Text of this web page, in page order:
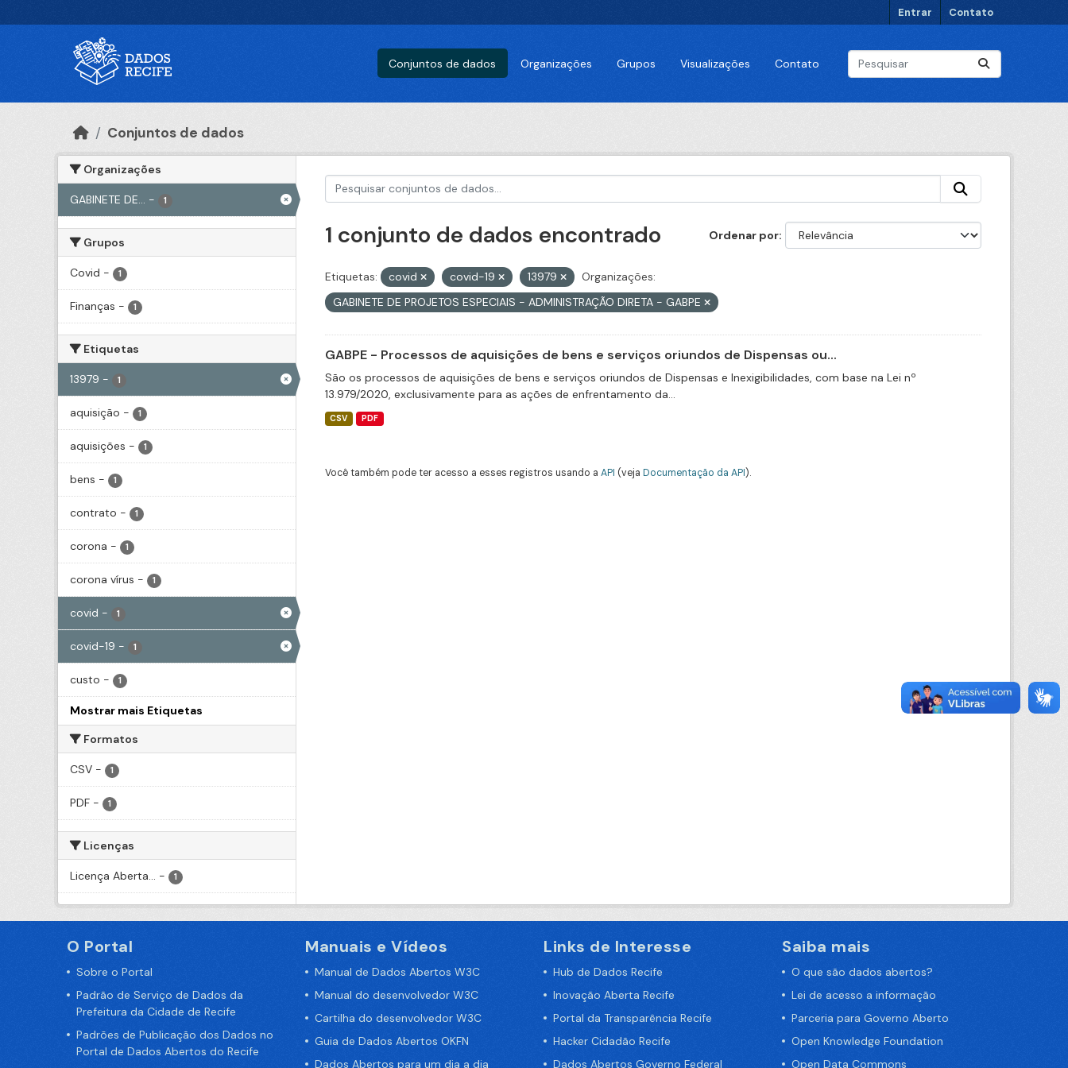
Entrar Contato
Conjuntos de dados Organizações Grupos Visualizações Contato
Conjuntos de dados
Organizações
GABINETE DE... - 1
Grupos
Covid - 1
Finanças - 1
Etiquetas
13979 - 1
aquisição - 1
aquisições - 1
bens - 1
contrato - 1
corona - 1
corona vírus - 1
covid - 1
covid-19 - 1
custo - 1
Mostrar mais Etiquetas
Formatos
CSV - 1
PDF - 1
Licenças
Licença Aberta... - 1
Ordenar por
1 conjunto de dados encontrado
Etiquetas: covid covid-19 13979
Organizações:
GABINETE DE PROJETOS ESPECIAIS - ADMINISTRAÇÃO DIRETA - GABPE
GABPE - Processos de aquisições de bens e serviços oriundos de Dispensas ou...
São os processos de aquisições de bens e serviços oriundos de Dispensas e Inexigibilidades, com base na Lei nº
13.979/2020, exclusivamente para as ações de enfrentamento da...
CSV PDF
Você também pode ter acesso a esses registros usando a API (veja Documentação da API).
O Portal
Sobre o Portal
Padrão de Serviço de Dados da
Prefeitura da Cidade de Recife
Padrões de Publicação dos Dados no
Portal de Dados Abertos do Recife
Manuais e Vídeos
Manual de Dados Abertos W3C
Manual do desenvolvedor W3C
Cartilha do desenvolvedor W3C
Guia de Dados Abertos OKFN
Dados Abertos para um dia a dia
Links de Interesse
Hub de Dados Recife
Inovação Aberta Recife
Portal da Transparência Recife
Hacker Cidadão Recife
Dados Abertos Governo Federal
Saiba mais
O que são dados abertos?
Lei de acesso a informação
Parceria para Governo Aberto
Open Knowledge Foundation
Open Data Commons